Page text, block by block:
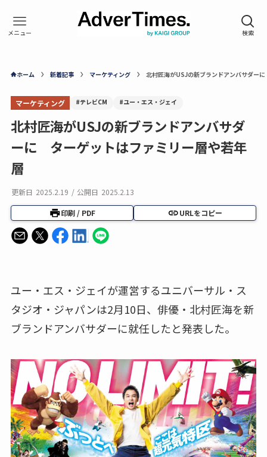
ホーム 新着記事 マーケティング 北村匠海がUSJの新ブランドアンバサダー
マーケティング #テレビCM #ユー・エス・ジェイ
北村匠海がUSJの新ブランドアンバサダ
ーに ターゲットはファミリー層や若年
層
更新日 2025.2.19 / 公開日 2025.2.13
印刷 / PDF URLをコピー
ユー・エス・ジェイが運営するユニバーサル・ス
タジオ・ジャパンは2月10日、俳優・北村匠海を新
ブランドアンバサダーに就任したと発表した。